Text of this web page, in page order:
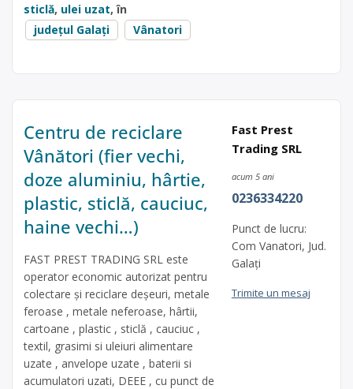
sticlă, ulei uzat, în
județul Galați
Vânatori
Centru de reciclare
Vânători (fier vechi,
doze aluminiu, hârtie,
plastic, sticlă, cauciuc,
haine vechi…)
FAST PREST TRADING SRL este
operator economic autorizat pentru
colectare și reciclare deșeuri, metale
feroase , metale neferoase, hârtii,
cartoane , plastic , sticlă , cauciuc ,
textil, grasimi si uleiuri alimentare
uzate , anvelope uzate , baterii si
acumulatori uzati, DEEE , cu punct de
Fast Prest
Trading SRL
acum 5 ani
0236334220
Punct de lucru:
Com Vanatori, Jud.
Galați
Trimite un mesaj